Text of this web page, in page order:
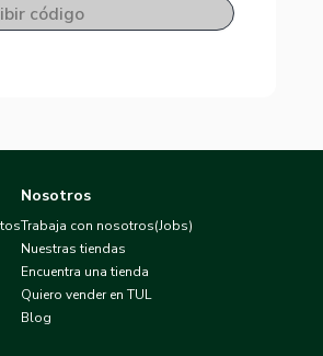
código
Nosotros
Trabaja con nosotros(Jobs)
Nuestras tiendas
Encuentra una tienda
Quiero vender en TUL
Blog